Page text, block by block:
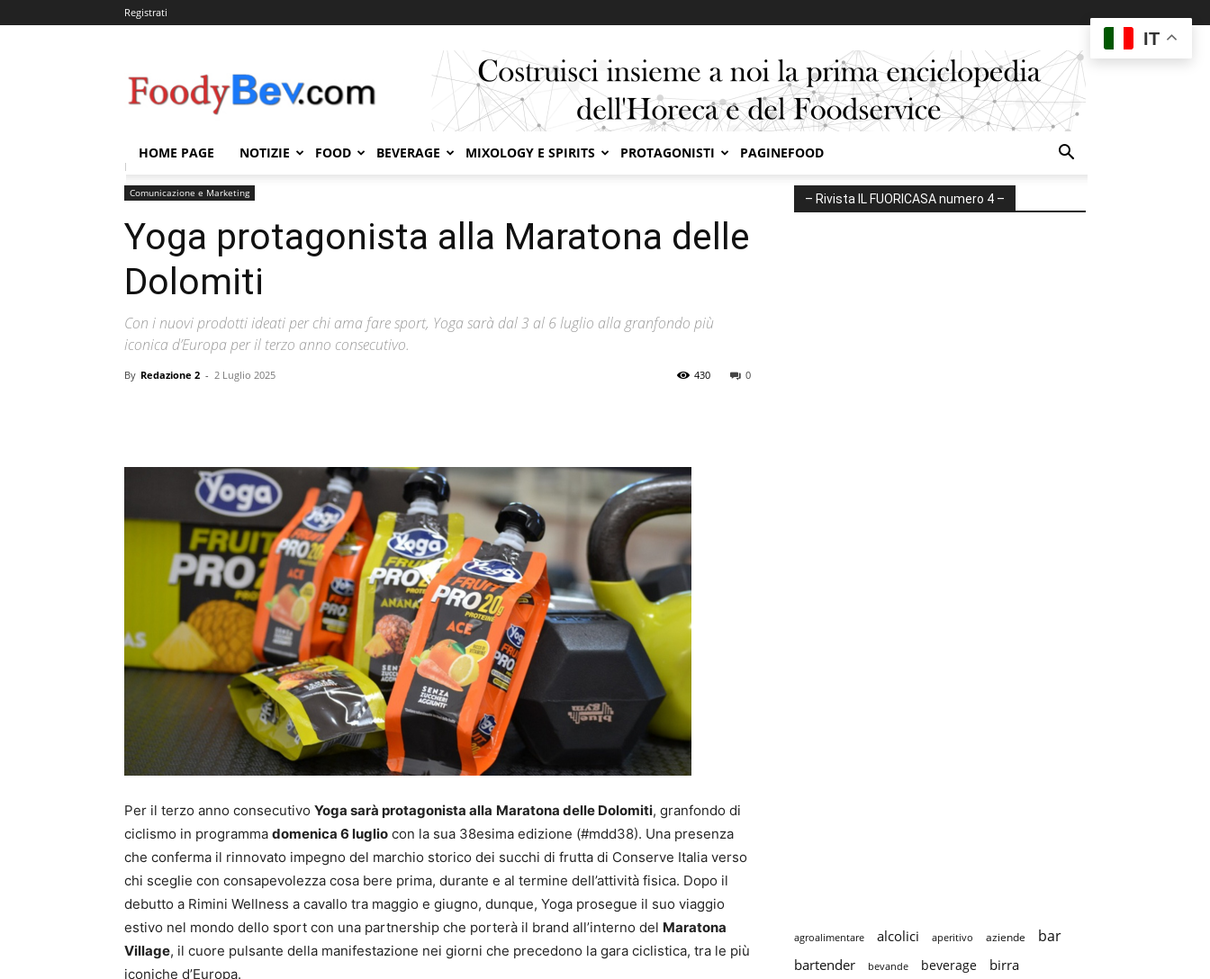
Registrati
HOME PAGE NOTIZIE FOOD BEVERAGE MIXOLOGY E SPIRITS PROTAGONISTI PAGINEFOOD
Home
Comunicazione e Marketing
Yoga protagonista alla Maratona delle
Dolomiti
Con i nuovi prodotti ideati per chi ama fare sport, Yoga sarà dal 3 al 6 luglio alla granfondo più
iconica d’Europa per il terzo anno consecutivo.
By Redazione 2 - 2 Luglio 2025 0
430
Per il terzo anno consecutivo Yoga sarà protagonista alla Maratona delle Dolomiti, granfondo di
ciclismo in programma domenica 6 luglio con la sua 38esima edizione (#mdd38). Una presenza
che conferma il rinnovato impegno del marchio storico dei succhi di frutta di Conserve Italia verso
chi sceglie con consapevolezza cosa bere prima, durante e al termine dell’attività fisica. Dopo il
debutto a Rimini Wellness a cavallo tra maggio e giugno, dunque, Yoga prosegue il suo viaggio
estivo nel mondo dello sport con una partnership che porterà il brand all’interno del Maratona
Village, il cuore pulsante della manifestazione nei giorni che precedono la gara ciclistica, tra le più
iconiche d’Europa.
– Rivista IL FUORICASA numero 4 –
agroalimentare alcolici aperitivo aziende bar
bartender bevande beverage birra
IT